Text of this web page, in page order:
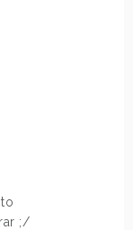
;/